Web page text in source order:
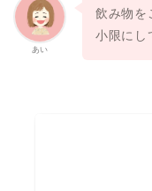
あい
飲み物を
小限にし